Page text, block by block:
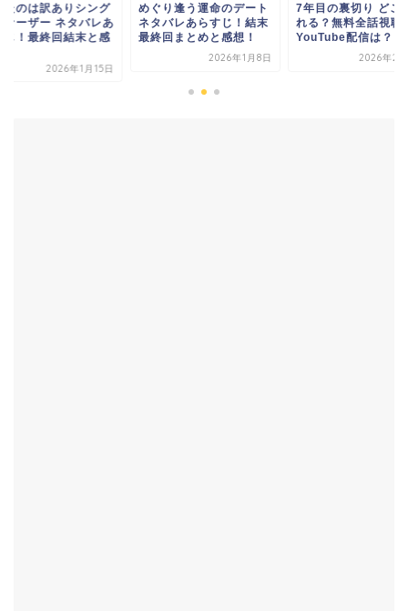
り逢う運命のデート
バレあらすじ！結末
回まとめと感想！
7年目の裏切り どこで見
れる？無料全話視聴や
YouTube配信は？
2026年2月12日
愛したのは訳ありシ
ルファーザー ネタバ
らすじ！最終回結末